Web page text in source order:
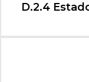
D.2.4